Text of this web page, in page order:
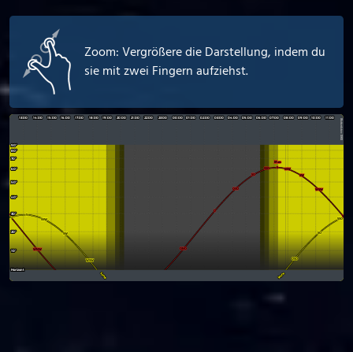
Zoom: Vergrößere die Darstellung, indem du
sie mit zwei Fingern aufziehst.